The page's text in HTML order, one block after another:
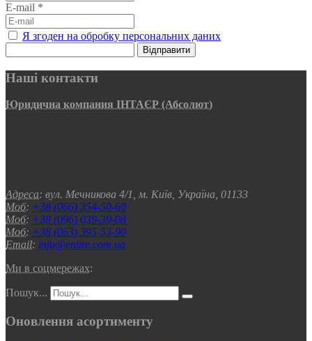
E-mail *
Я згоден на обробку персональних даних
Відправити
Наші контакти
Юридична компания ІНТАЄР (Абсолют)
Адреса: вул. Мечникова 4/1, м. Київ, Україна, 01133
Моб: +38 (066) 354-50-60
Моб: +38 (096) 039-39-08
Моб: +38 (063) 395-53-90
Email: info@entire.com.ua
Ми в соцмережах:
Пошук...
Оновлення асортименту